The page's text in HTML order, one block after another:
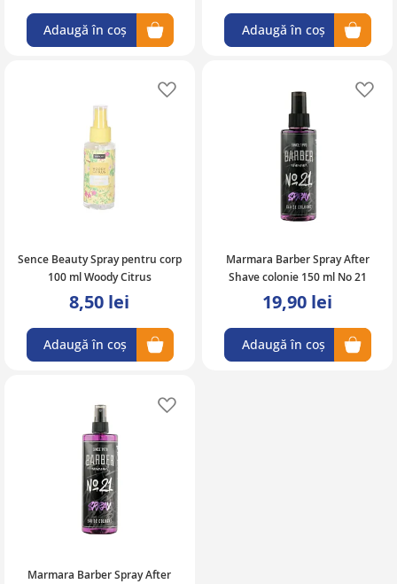
Adaugă în coș Adaugă în coș
Sence Beauty Spray pentru corp
100 ml Woody Citrus
8,50 lei
Adaugă în coș
Adaugă în lista de favorite
Marmara Barber Spray After
Shave colonie 150 ml No 21
19,90 lei
Adaugă în coș
Marmara Barber Spray After